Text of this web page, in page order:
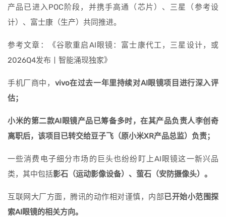
产品已进入POC阶段，并携手高通（芯片）、三星（参考设
计）、富士康（生产）共同推进。
参考文章：《谷歌重启AI眼镜：富士康代工，三星设计，或
2026Q4发布丨智能涌现独家》
手机厂商中， vivo在过去一年里持续对AI眼镜项目进行深入评
估；
小米的第二款AI眼镜产品已筹备多时，在其产品负责人李创奇
离职后，该项目已转交给豆子飞（原小米XR产品总监）负责；
一些消费电子细分市场的巨头也纷纷盯上AI眼镜这一新兴品
类，其中包括影石（运动影像设备）、萤石（安防摄像头）。
互联网大厂方面，腾讯的动作相对谨慎，内部已开始小范围探
索AI眼镜的相关方向。